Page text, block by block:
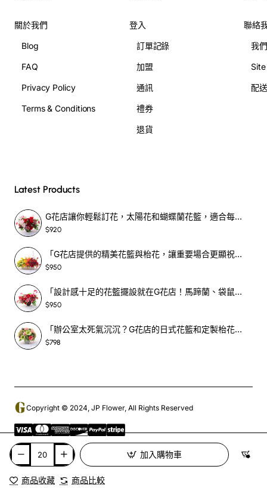
加入購物車
商品收藏 商品比較
關於我們
Blog
FAQ
Privacy Policy
Terms & Conditions
登入
訂單記錄
加盟
通訊
禮券
退貨
聯絡
我
配
Latest Products
G花店讓你輕鬆訂花，太陽花和蝴蝶蘭花籃，適合每個重要時刻！-SF390
$920
「G花店提供的精美花籃與枱花，讓重要場合更顯祝賀與喜悅，適合各種用場！」-SF398
$950
「設計感十足的花籃擺設就在G花店！馬蹄蘭、袋鼠爪、罌粟花，為你的重大場合增光添彩！」-SF209
$950
「辦公室太死氣沉沉？G花店的日式花籃和定製枱花，為你帶來新鮮感！」-SF465
$798
Copyright © 2024, JP Flower, All Rights Reserved